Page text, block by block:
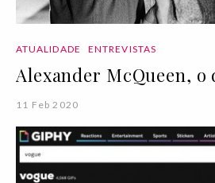
ATUALIDADE ENTREVISTAS
Alexander McQueen, o
11 Feb 2020